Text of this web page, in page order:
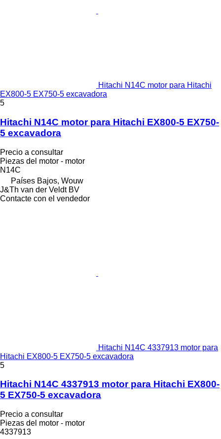
Hitachi N14C motor para Hitachi
EX800-5 EX750-5 excavadora
5
Hitachi N14C motor para Hitachi EX800-5 EX750-
5 excavadora
Precio a consultar
Piezas del motor - motor
N14C
Países Bajos, Wouw
J&Th van der Veldt BV
Contacte con el vendedor
Hitachi N14C 4337913 motor para
Hitachi EX800-5 EX750-5 excavadora
5
Hitachi N14C 4337913 motor para Hitachi EX800-
5 EX750-5 excavadora
Precio a consultar
Piezas del motor - motor
4337913